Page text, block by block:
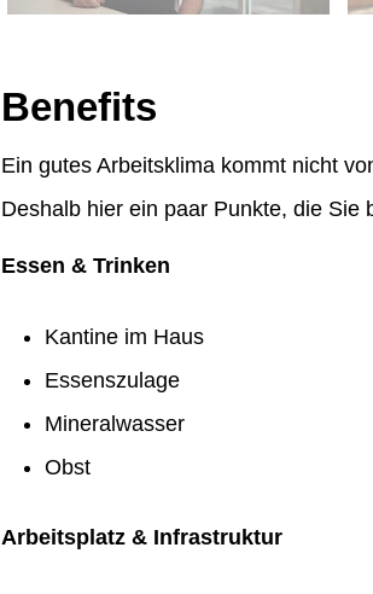
Benefits
Ein gutes Arbeitsklima kommt nicht
Deshalb hier ein paar Punkte, die Sie
Essen & Trinken
Kantine im Haus
Essenszulage
Mineralwasser
Obst
Arbeitsplatz & Infrastruktur